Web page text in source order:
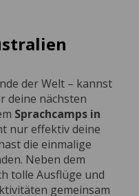
der Welt – kannst
deine nächsten
Sprachcamps in
nur effektiv deine
die einmalige
Neben dem
tolle Ausflüge und
gemeinsam